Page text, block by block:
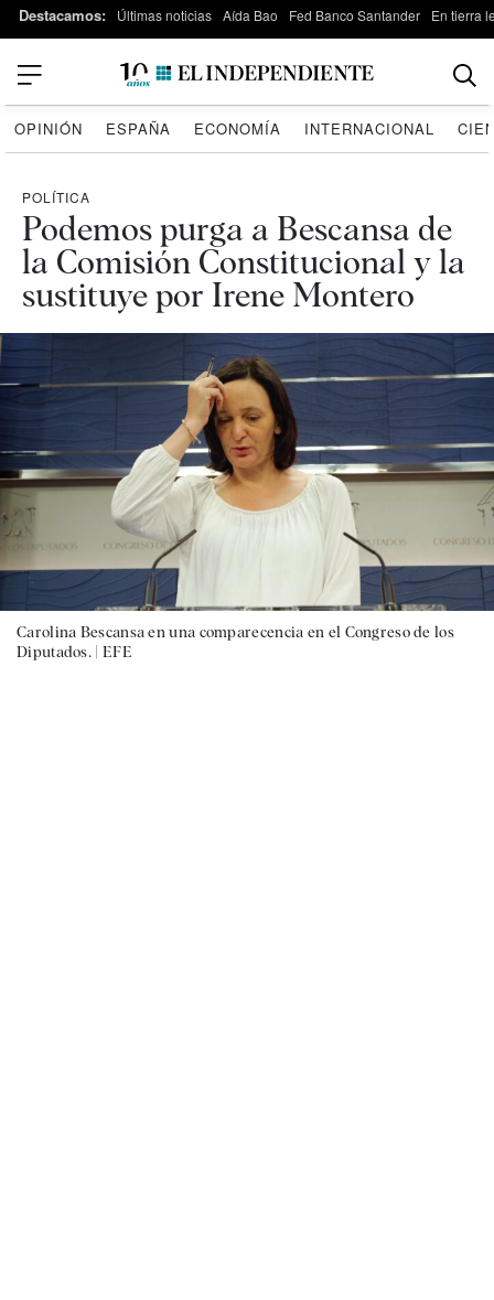
Destacamos: Últimas noticias Aída Bao Fed Banco Santander En tierra
OPINIÓN ESPAÑA ECONOMÍA INTERNACIONAL
POLÍTICA
Podemos purga a Bescansa de
la Comisión Constitucional y la
sustituye por Irene Montero
Carolina Bescansa en una comparecencia en el Congreso de los
Diputados. | EFE